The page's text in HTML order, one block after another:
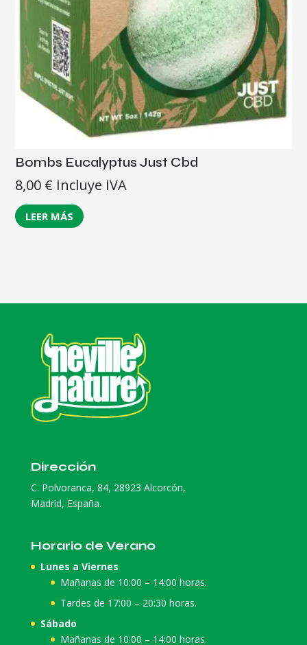
Bombs Eucalyptus Just Cbd
8,00 € Incluye IVA
LEER MÁS
Dirección
C. Polvoranca, 84, 28923 Alcorcón,
Madrid, España.
Horario de Verano
Lunes a Viernes
Mañanas de 10:00 – 14:00 horas.
Tardes de 17:00 – 20:30 horas.
Sábado
Mañanas de 10:00 – 14:00 horas.